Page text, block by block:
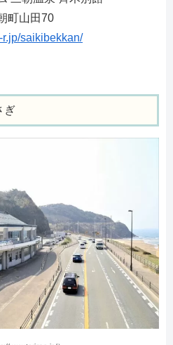
町山田70
r.jp/saikibekkan/
ぎ